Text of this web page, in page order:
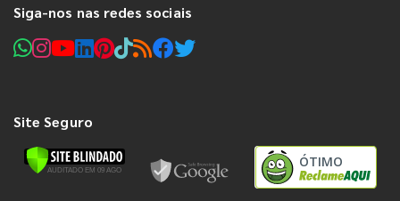
Siga-nos nas redes sociais
Site Seguro
ÓTIMO